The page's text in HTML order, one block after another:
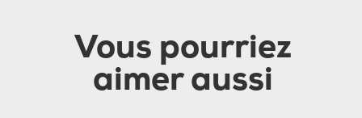
Vous pourriez
aimer aussi